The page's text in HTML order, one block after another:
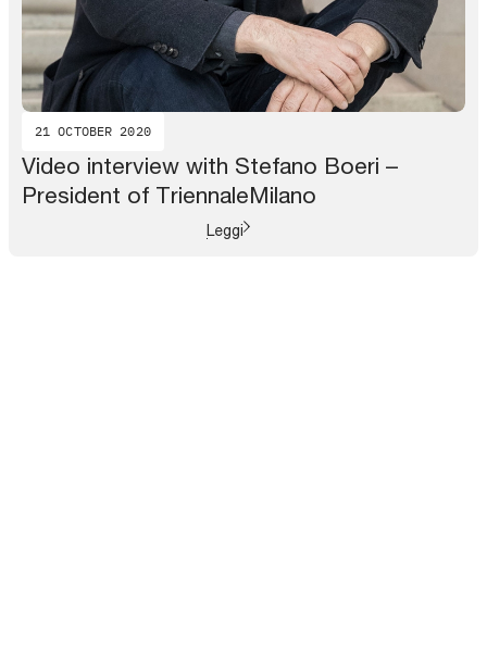
21 OCTOBER 2020
Video interview with Stefano Boeri –
President of TriennaleMilano
Leggi